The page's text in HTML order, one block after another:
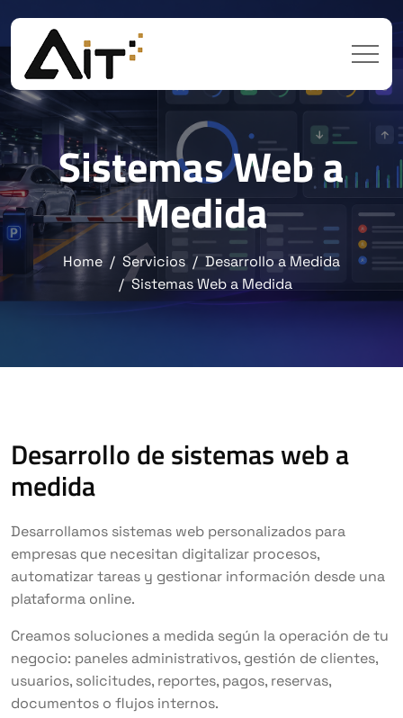
Sistemas Web a
Medida
Home Servicios
Desarrollo a Medida
Sistemas Web a Medida
Desarrollo de sistemas web a
medida
Desarrollamos sistemas web personalizados para
empresas que necesitan digitalizar procesos,
automatizar tareas y gestionar información desde una
plataforma online.
Creamos soluciones a medida según la operación de tu
negocio: paneles administrativos, gestión de clientes,
usuarios, solicitudes, reportes, pagos, reservas,
documentos o flujos internos.